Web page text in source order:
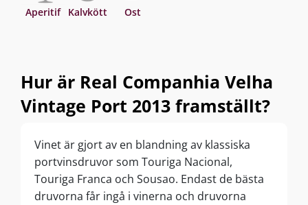
Aperitif Kalvkött Ost
Hur är Real Companhia Velha
Vintage Port 2013 framställt?
Vinet är gjort av en blandning av klassiska
portvinsdruvor som Touriga Nacional,
Touriga Franca och Sousao. Endast de bästa
druvorna får ingå i vinerna och druvorna